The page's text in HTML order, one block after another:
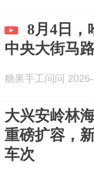
8月4日，
中央大街马
糖果手工问问
大兴安岭林
重磅扩容，
车次